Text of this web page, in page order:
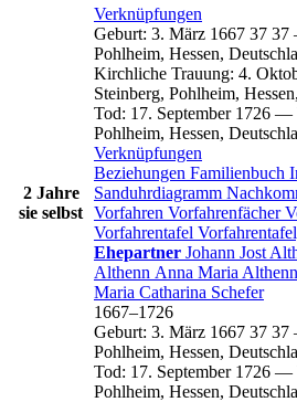
2 Jahre
sie selbst
Verknüpfungen
Geburt: 3. März 1667 37 37
Pohlheim, Hessen,
Kirchliche Trauung: 4.
Steinberg, Pohlheim,
Tod: 17. September 1726 —
Pohlheim, Hessen,
Verknüpfungen
Beziehungen Familienbuch
Sanduhrdiagramm
Vorfahren Vorfahrenfächer
Vorfahrentafel
Ehepartner Johann Jost
Althenn Anna Maria Althenn
Maria Catharina Schefer
1667–1726
Geburt: 3. März 1667 37 37
Pohlheim, Hessen,
Tod: 17. September 1726 —
Pohlheim, Hessen,